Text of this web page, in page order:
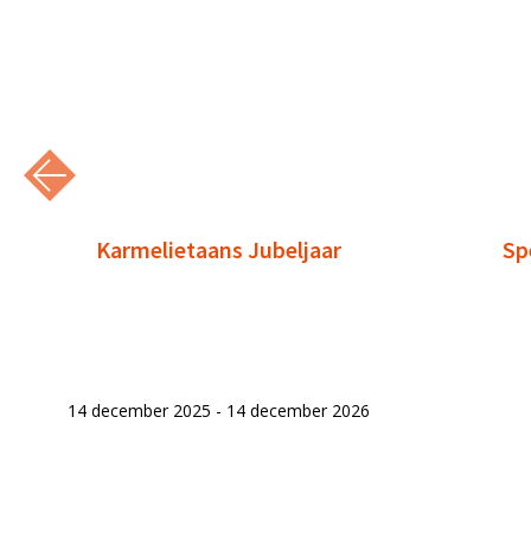
Karmelietaans Jubeljaar
14 december 2025 - 14 december 2026